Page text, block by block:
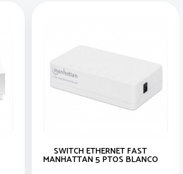
SWITCH ETHERNET FAST
MANHATTAN 5 PTOS BLANCO